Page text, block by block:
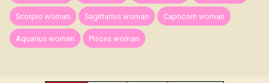
Scorpio woman Sagittarius woman Capricorn woman
Aquarius woman Pisces woman